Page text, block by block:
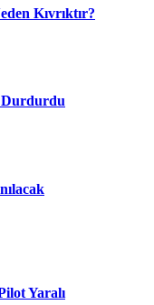
Kıvrıktır?
Yaralı